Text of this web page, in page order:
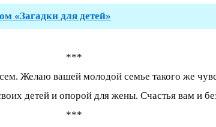
«Загадки для детей»
***
Желаю вашей молодой семье такого же
детей и опорой для жены. Счастья вам и
***